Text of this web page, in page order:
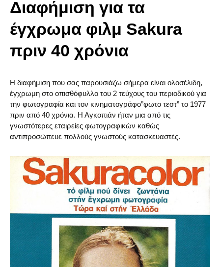
Διαφήμιση για τα
έγχρωμα φιλμ Sakura
πριν 40 χρόνια
Η διαφήμιση που σας παρουσιάζω σήμερα είναι ολοσέλιδη,
έγχρωμη στο οπισθόφυλλο του 2 τεύχους του περιοδικού για
την φωτογραφία και τον κινηματογράφο”φωτο τεστ” το 1977
πριν από 40 χρόνια. Η Αγκοπιάν ήταν μια από τις
γνωστότερες εταιρείες φωτογραφικών καθώς
αντιπροσώπευε πολλούς γνωστούς κατασκευαστές.